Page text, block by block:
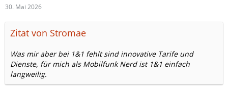
30. Mai 2026
Zitat von Stromae
Was mir aber bei 1&1 fehlt sind innovative Tarife und
Dienste, für mich als Mobilfunk Nerd ist 1&1 einfach
langweilig.